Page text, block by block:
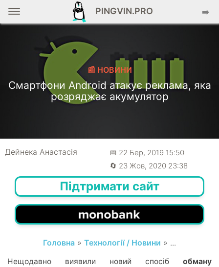
PINGVIN.PRO ➡️
📰 НОВИНИ
Смартфони Android атакує реклама, яка
розряджає акумулятор
Дейнека Анастасiя
📅 22 Бер, 2019 15:50
🔄 23 Жов, 2020 23:38
Підтримати сайт
Головна » Технології / Новини » ...
Нещодавно виявили новий спосіб обману